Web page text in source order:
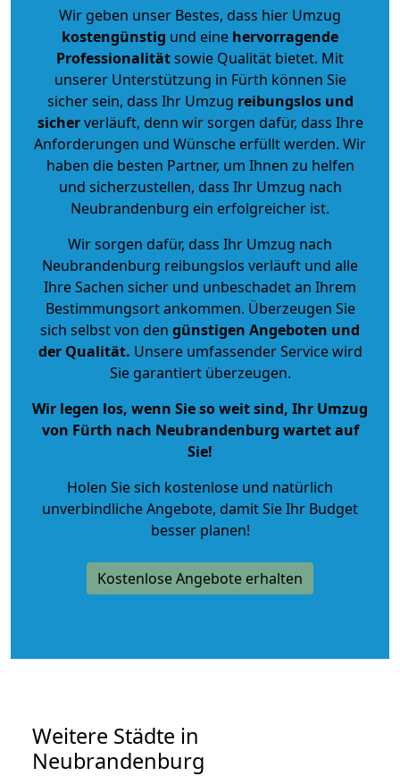
Wir geben unser Bestes, dass hier Umzug
kostengünstig und eine hervorragende
Professionalitätsowie Qualität bietet. Mit
unserer Unterstützung in Fürth können Sie
sicher sein, dass Ihr Umzug reibungslos und
sicherverläuft, denn wir sorgen dafür, dass Ihre
Anforderungen und Wünsche erfüllt werden. Wir
haben die besten Partner, um Ihnen zu helfen
und sicherzustellen, dass Ihr Umzug nach
Neubrandenburg ein erfolgreicher ist.
Wir sorgen dafür, dass Ihr Umzug nach
Neubrandenburg reibungslos verläuft und alle
Ihre Sachen sicher und unbeschadet an Ihrem
Bestimmungsort ankommen. Überzeugen Sie
sich selbst von den günstigen Angeboten und
der Qualität. Unsere umfassender Service wird
Sie garantiert überzeugen.
Wir legen los, wenn Sie so weit sind, Ihr Umzug
von Fürth nach Neubrandenburg wartet auf
Sie!
Holen Sie sich kostenlose und natürlich
unverbindliche Angebote, damit Sie Ihr Budget
besser planen!
Kostenlose Angebote erhalten
Weitere Städte in
Neubrandenburg